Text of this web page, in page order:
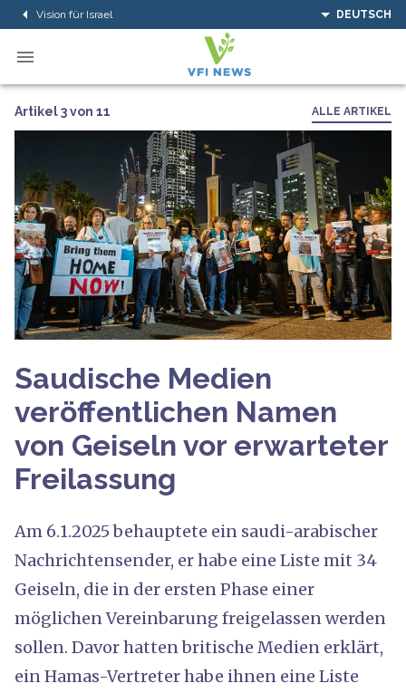
Vision für Israel DEUTSCH
Artikel 3 von 11 ALLE ARTIKEL
Saudische Medien
veröffentlichen Namen
von Geiseln vor erwarteter
Freilassung
Am 6.1.2025 behauptete ein saudi-arabischer
Nachrichtensender, er habe eine Liste mit 34
Geiseln, die in der ersten Phase einer
möglichen Vereinbarung freigelassen werden
sollen. Davor hatten britische Medien erklärt,
ein Hamas-Vertreter habe ihnen eine Liste